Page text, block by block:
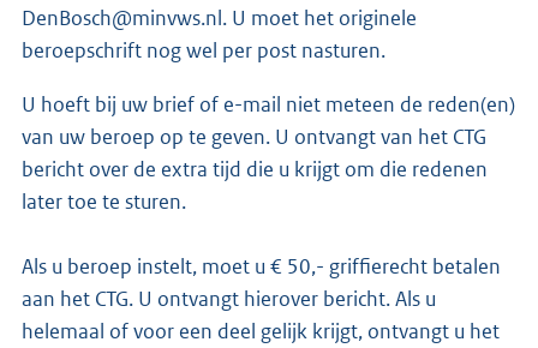
DenBosch@minvws.nl. U moet het originele
beroepschrift nog wel per post nasturen.
U hoeft bij uw brief of e-mail niet meteen de reden(en)
van uw beroep op te geven. U ontvangt van het CTG
bericht over de extra tijd die u krijgt om die redenen
later toe te sturen.
Als u beroep instelt, moet u € 50,- griffierecht betalen
aan het CTG. U ontvangt hierover bericht. Als u
helemaal of voor een deel gelijk krijgt, ontvangt u het